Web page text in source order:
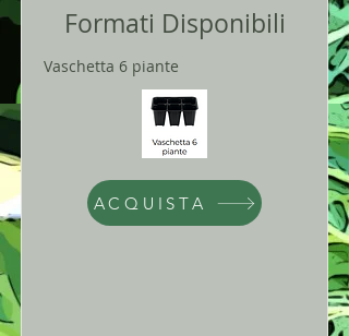
Formati Disponibili
Vaschetta 6 piante
ACQUISTA